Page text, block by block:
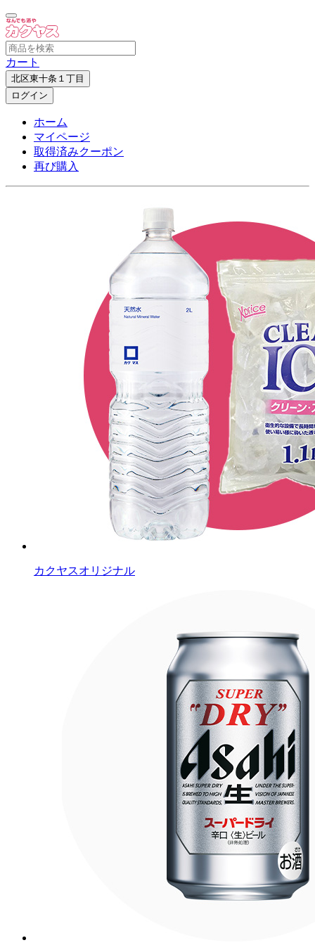
カート
北区東十条１丁目
ログイン
ホーム
マイページ
取得済みクーポン
再び購入
カクヤスオリジナル